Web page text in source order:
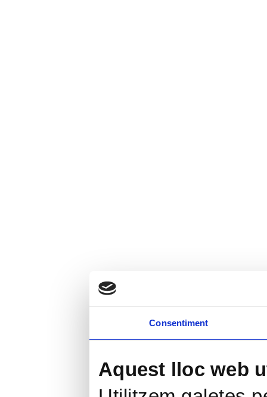
Consentiment
Aquest lloc web